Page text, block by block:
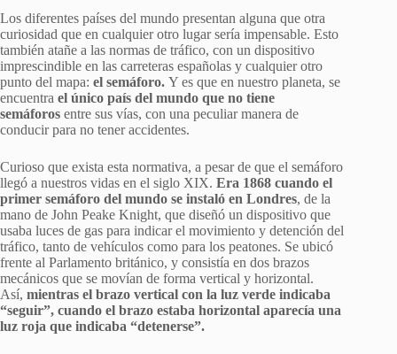
Los diferentes países del mundo presentan alguna que otra
curiosidad que en cualquier otro lugar sería impensable. Esto
también atañe a las normas de tráfico, con un dispositivo
imprescindible en las carreteras españolas y cualquier otro
punto del mapa: el semáforo. Y es que en nuestro planeta, se
encuentra el único país del mundo que no tiene
semáforos entre sus vías, con una peculiar manera de
conducir para no tener accidentes.
Curioso que exista esta normativa, a pesar de que el semáforo
llegó a nuestros vidas en el siglo XIX. Era 1868 cuando el
primer semáforo del mundo se instaló en Londres, de la
mano de John Peake Knight, que diseñó un dispositivo que
usaba luces de gas para indicar el movimiento y detención del
tráfico, tanto de vehículos como para los peatones. Se ubicó
frente al Parlamento británico, y consistía en dos brazos
mecánicos que se movían de forma vertical y horizontal.
Así, mientras el brazo vertical con la luz verde indicaba
“seguir”, cuando el brazo estaba horizontal aparecía una
luz roja que indicaba “detenerse”.